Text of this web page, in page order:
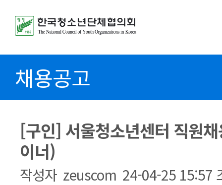
채용공고
[구인] 서울청소년센터 직원
이너)
작성자 zeuscom 24-04-25 15:57